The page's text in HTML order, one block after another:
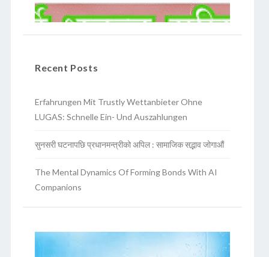
Recent Posts
Erfahrungen Mit Trustly Wettanbieter Ohne
LUGAS: Schnelle Ein- Und Auszahlungen
सुनसरी घटनापछि प्रधानमन्त्रीको अपिल : सामाजिक सद्भाव जोगाऔं
The Mental Dynamics Of Forming Bonds With AI
Companions